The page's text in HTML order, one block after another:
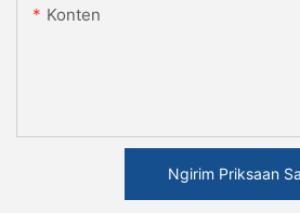
Konten
Ngirim Priksaan